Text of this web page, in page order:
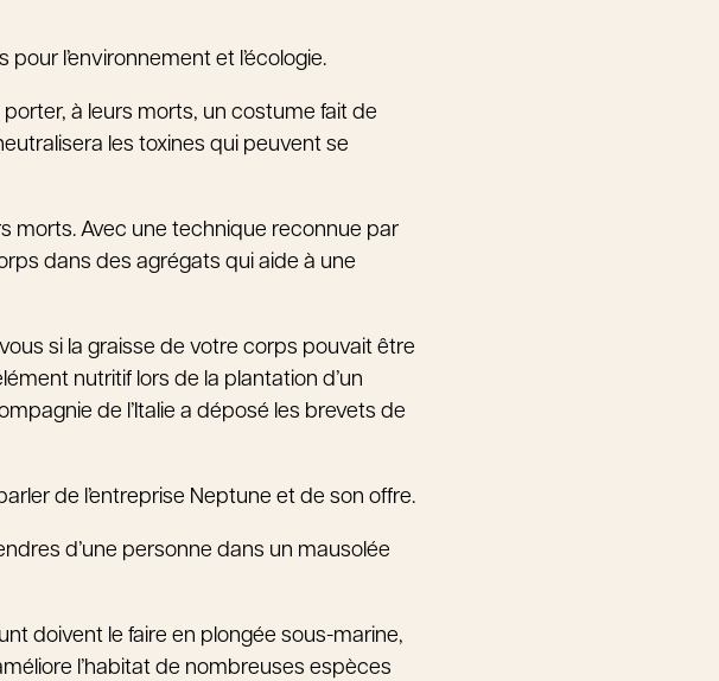
l’environnement et l’écologie.
à leurs morts, un costume fait de
les toxines qui peuvent se
morts. Avec une technique reconnue par
dans des agrégats qui aide à une
si la graisse de votre corps pouvait être
nutritif lors de la plantation d’un
de l’Italie a déposé les brevets de
de l’entreprise Neptune et de son offre.
d’une personne dans un mausolée
doivent le faire en plongée sous-marine,
l’habitat de nombreuses espèces